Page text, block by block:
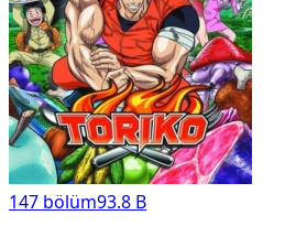
147 bölüm93.8 B